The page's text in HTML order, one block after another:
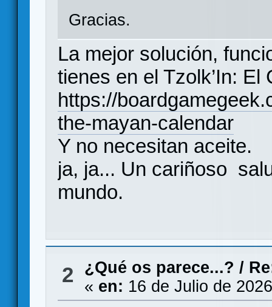
Gracias.
La mejor solución,
tienes en el Tzolk’In: El
https://
the-mayan-calendar
Y no necesitan aceite.
ja, ja... Un cariñoso
mundo.
2 ¿Qué os parece...? /
« en: 16 de Julio de